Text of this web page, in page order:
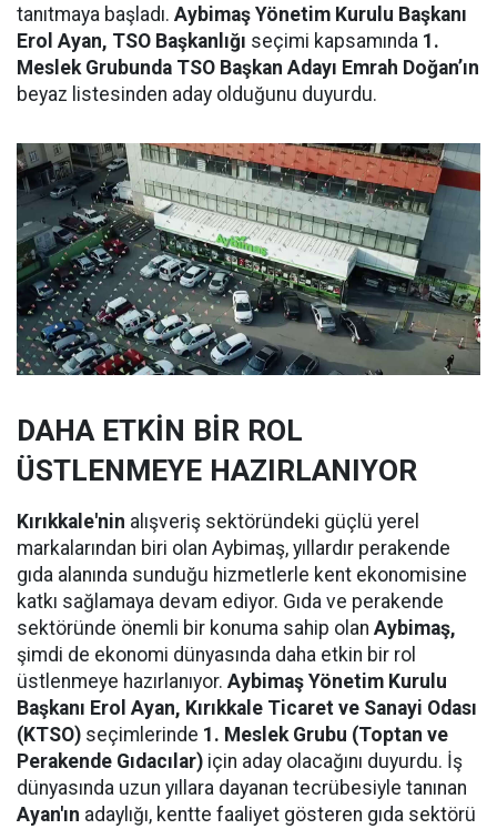
tanıtmaya başladı. Aybimaş Yönetim Kurulu Başkanı
Erol Ayan, TSO Başkanlığı seçimi kapsamında 1.
Meslek Grubunda TSO Başkan Adayı Emrah Doğan’ın
beyaz listesinden aday olduğunu duyurdu.
DAHA ETKİN BİR ROL
ÜSTLENMEYE HAZIRLANIYOR
Kırıkkale'nin alışveriş sektöründeki güçlü yerel
markalarından biri olan Aybimaş, yıllardır perakende
gıda alanında sunduğu hizmetlerle kent ekonomisine
katkı sağlamaya devam ediyor. Gıda ve perakende
sektöründe önemli bir konuma sahip olan Aybimaş,
şimdi de ekonomi dünyasında daha etkin bir rol
üstlenmeye hazırlanıyor. Aybimaş Yönetim Kurulu
Başkanı Erol Ayan, Kırıkkale Ticaret ve Sanayi Odası
(KTSO) seçimlerinde 1. Meslek Grubu (Toptan ve
Perakende Gıdacılar) için aday olacağını duyurdu. İş
dünyasında uzun yıllara dayanan tecrübesiyle tanınan
Ayan'ın adaylığı, kentte faaliyet gösteren gıda sektörü